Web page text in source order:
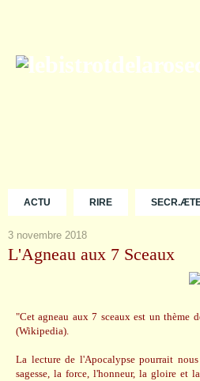
ACTU RIRE
3 novembre 2018
L'Agneau aux 7 Sceaux
"Cet agneau aux 7 sceaux est un thème
(Wikipedia).
La lecture de l'Apocalypse pourrait
sagesse, la force, l'honneur, la gloire et